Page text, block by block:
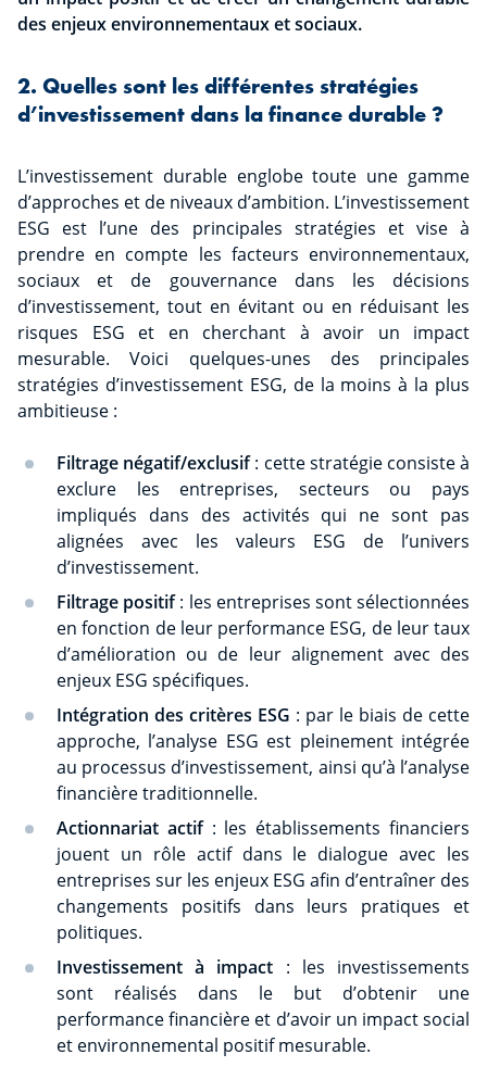
des enjeux environnementaux et sociaux.
2. Quelles sont les différentes stratégies
d’investissement dans la finance durable ?
L’investissement durable englobe toute une gamme
d’approches et de niveaux d’ambition. L’investissement
ESG est l’une des principales stratégies et vise à
prendre en compte les facteurs environnementaux,
sociaux et de gouvernance dans les décisions
d’investissement, tout en évitant ou en réduisant les
risques ESG et en cherchant à avoir un impact
mesurable. Voici quelques-unes des principales
stratégies d’investissement ESG, de la moins à la plus
ambitieuse :
Filtrage négatif/exclusif: cette stratégie consiste à
exclure les entreprises, secteurs ou pays
impliqués dans des activités qui ne sont pas
alignées avec les valeurs ESG de l’univers
d’investissement.
Filtrage positif: les entreprises sont sélectionnées
en fonction de leur performance ESG, de leur taux
d’amélioration ou de leur alignement avec des
enjeux ESG spécifiques.
Intégration des critères ESG : par le biais de cette
approche, l’analyse ESG est pleinement intégrée
au processus d’investissement, ainsi qu’à l’analyse
financière traditionnelle.
Actionnariat actif: les établissements financiers
jouent un rôle actif dans le dialogue avec les
entreprises sur les enjeux ESG afin d’entraîner des
changements positifs dans leurs pratiques et
politiques.
Investissement à impact : les investissements
sont réalisés dans le but d’obtenir une
performance financière et d’avoir un impact social
et environnemental positif mesurable.